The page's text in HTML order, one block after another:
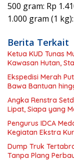
500 gram: Rp
1.000 gram (1
Berita Terkait
Ketua KUD Tunas
Kawasan Hutan,
Ekspedisi Merah
Bawa Bantuan
Angka Renstra
Lipat, Siapa yang
Pengurus IDCA
Kegiatan Ekstra
Dump Truk
Tanpa Plang